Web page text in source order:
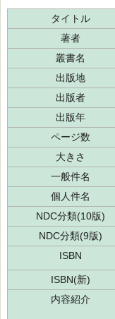
タイトル
著者
叢書名
出版地
出版者
出版年
ページ数
大きさ
一般件名
個人件名
NDC分類(10版)
NDC分類(9版)
ISBN
ISBN(新)
内容紹介